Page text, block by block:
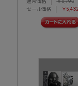
通常価格
￥6,790
セール価格
￥